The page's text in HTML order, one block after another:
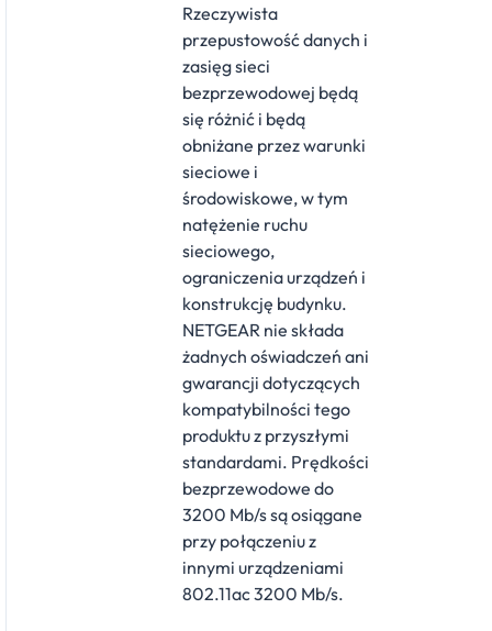
Rzeczywista
przepustowość danych i
zasięg sieci
bezprzewodowej będą
się różnić i będą
obniżane przez warunki
sieciowe i
środowiskowe, w tym
natężenie ruchu
sieciowego,
ograniczenia urządzeń i
konstrukcję budynku.
NETGEAR nie składa
żadnych oświadczeń ani
gwarancji dotyczących
kompatybilności tego
produktu z przyszłymi
standardami. Prędkości
bezprzewodowe do
3200 Mb/s są osiągane
przy połączeniu z
innymi urządzeniami
802.11ac 3200 Mb/s.